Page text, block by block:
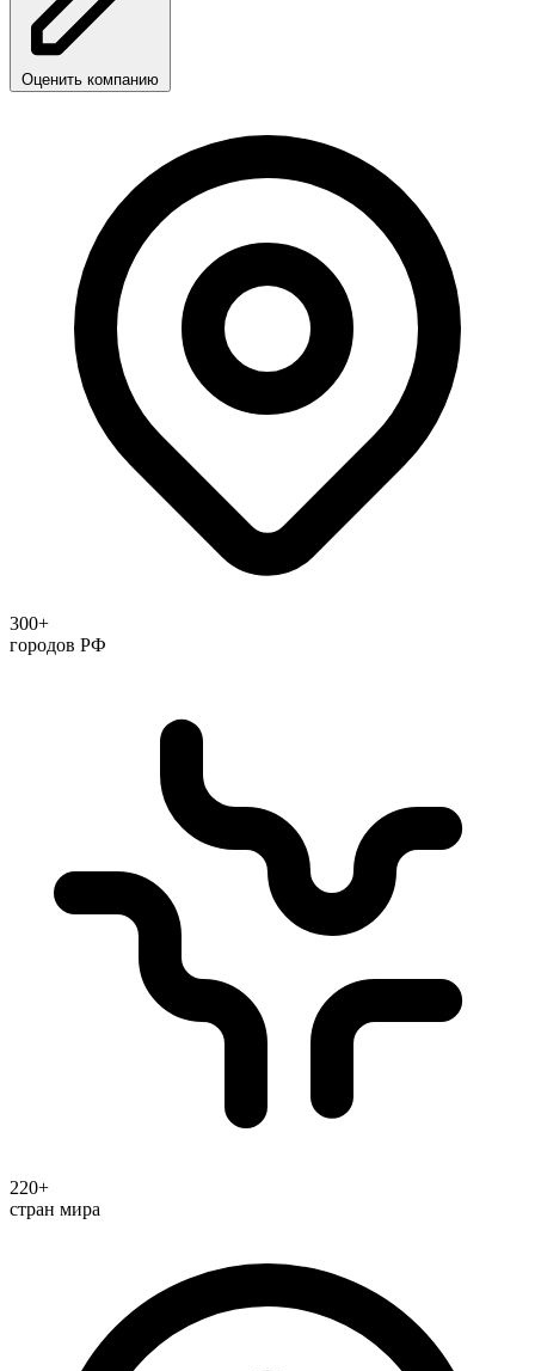
Оценить компанию
300+
городов РФ
220+
стран мира